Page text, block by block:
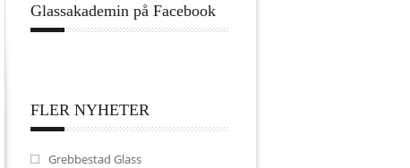
Glassakademin på Facebook
FLER NYHETER
Grebbestad Glass